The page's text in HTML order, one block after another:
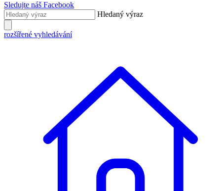
Sledujte náš Facebook
Hledaný výraz
rozšířené vyhledávání